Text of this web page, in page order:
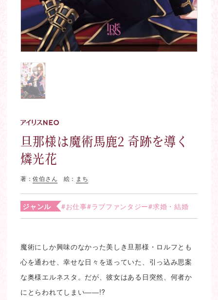
旦那様は魔術馬鹿2 奇跡を導く
燐光花
著：佐伯さん 絵： まち
ジャンル #お仕事#ラブファンタジー#求婚・結婚
魔術にしか興味のなかった美しき旦那様・ロルフとも
心を通わせ、幸せな日々を送っていた、引っ込み思案
な奥様エルネスタ。だが、彼女はある日突然、何者か
にとらわれてしまい――!?